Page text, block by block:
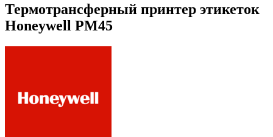
Термотрансферный принтер этикеток
Honeywell PM45